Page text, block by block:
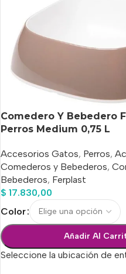
Comedero Y Bebedero
Perros Medium 0,75 L
Accesorios Gatos, Perros,
Comederos y Bebederos,
Bebederos, Ferplast
$ 17.830,00
Color
Añadir Al
Seleccione la ubicación de